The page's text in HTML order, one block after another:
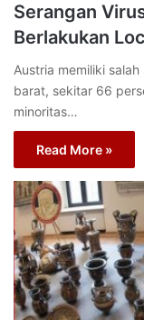
Serangan
Berlakukan
Austria memiliki
barat, sekitar 66
minoritas…
Read More »